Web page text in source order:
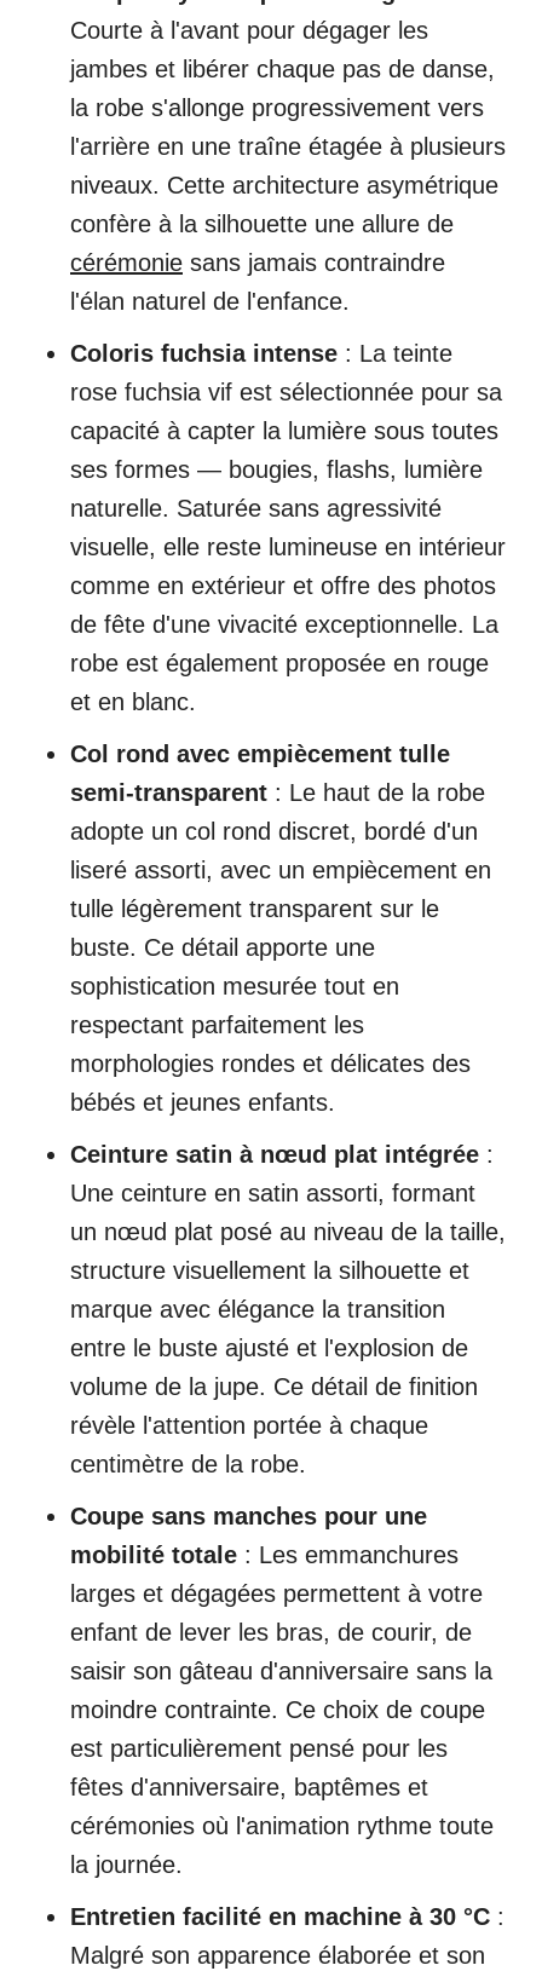
Courte à l'avant pour dégager les
jambes et libérer chaque pas de danse,
la robe s'allonge progressivement vers
l'arrière en une traîne étagée à plusieurs
niveaux. Cette architecture asymétrique
confère à la silhouette une allure de
cérémonie sans jamais contraindre
l'élan naturel de l'enfance.
Coloris fuchsia intense : La teinte
rose fuchsia vif est sélectionnée pour sa
capacité à capter la lumière sous toutes
ses formes — bougies, flashs, lumière
naturelle. Saturée sans agressivité
visuelle, elle reste lumineuse en intérieur
comme en extérieur et offre des photos
de fête d'une vivacité exceptionnelle. La
robe est également proposée en rouge
et en blanc.
Col rond avec empiècement tulle
semi-transparent : Le haut de la robe
adopte un col rond discret, bordé d'un
liseré assorti, avec un empiècement en
tulle légèrement transparent sur le
buste. Ce détail apporte une
sophistication mesurée tout en
respectant parfaitement les
morphologies rondes et délicates des
bébés et jeunes enfants.
Ceinture satin à nœud plat intégrée :
Une ceinture en satin assorti, formant
un nœud plat posé au niveau de la taille,
structure visuellement la silhouette et
marque avec élégance la transition
entre le buste ajusté et l'explosion de
volume de la jupe. Ce détail de finition
révèle l'attention portée à chaque
centimètre de la robe.
Coupe sans manches pour une
mobilité totale : Les emmanchures
larges et dégagées permettent à votre
enfant de lever les bras, de courir, de
saisir son gâteau d'anniversaire sans la
moindre contrainte. Ce choix de coupe
est particulièrement pensé pour les
fêtes d'anniversaire, baptêmes et
cérémonies où l'animation rythme toute
la journée.
Entretien facilité en machine à 30 °C :
Malgré son apparence élaborée et son